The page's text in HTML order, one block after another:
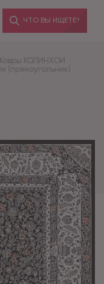
ЧТО ВЫ ИЩЕТЕ?
Ковры КОЛИНХОИ
(прямоугольник)